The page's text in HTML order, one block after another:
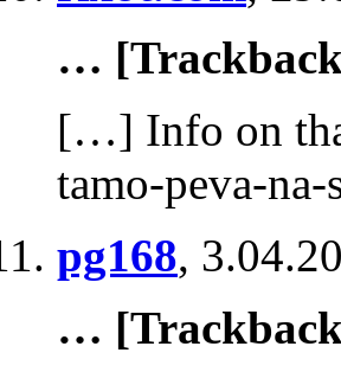
…
[…] Info on
tamo-peva-
pg168,
…